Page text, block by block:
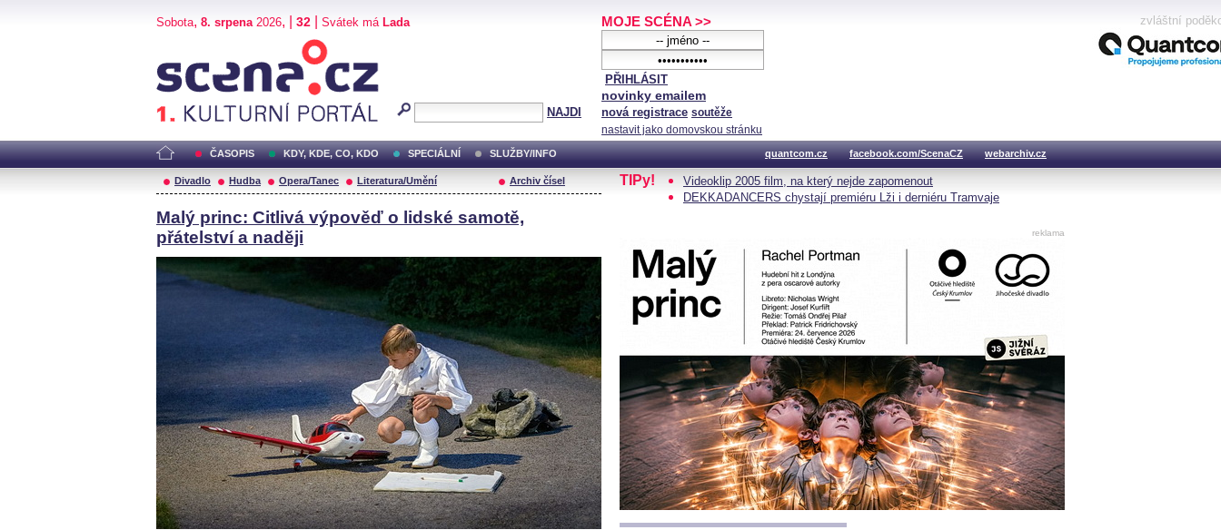
Sobota, 8. srpena2026, | 32 Svátek má Lada
NAJDI
MOJE SCÉNA >>
PŘIHLÁSIT
novinky emailem
nová registrace soutěže
nastavit jako domovskou stránku
zvláštní
ČASOPIS KDY, KDE, CO, KDO SPECIÁLNÍ SLUŽBY/INFO quantcom.cz facebook.com/ScenaCZ webarchiv.cz
Divadlo Hudba Opera/Tanec Literatura/Umění Archiv čísel
Malý princ: Citlivá výpověď o lidské samotě,
přátelství a naději
TIPy!
Videoklip 2005 film, na který nejde zapomenout
DEKKADANCERS chystají premiéru Lži i derniéru Tramvaje
reklama